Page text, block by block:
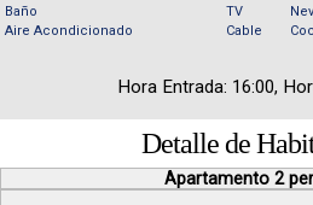
Baño
Aire Acondicionado
TV
Cable
Hora Entrada: 16:00,
Detalle de
Apartamento 2